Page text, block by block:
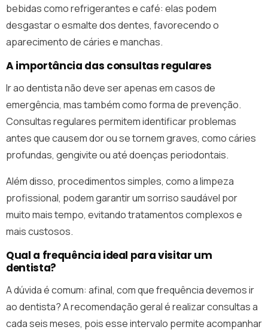
bebidas como refrigerantes e café: elas podem
desgastar o esmalte dos dentes, favorecendo o
aparecimento de cáries e manchas.
A importância das consultas regulares
Ir ao dentista não deve ser apenas em casos de
emergência, mas também como forma de prevenção.
Consultas regulares permitem identificar problemas
antes que causem dor ou se tornem graves, como cáries
profundas, gengivite ou até doenças periodontais.
Além disso, procedimentos simples, como a limpeza
profissional, podem garantir um sorriso saudável por
muito mais tempo, evitando tratamentos complexos e
mais custosos.
Qual a frequência ideal para visitar um
dentista?
A dúvida é comum: afinal, com que frequência devemos ir
ao dentista? A recomendação geral é realizar consultas a
cada seis meses, pois esse intervalo permite acompanhar